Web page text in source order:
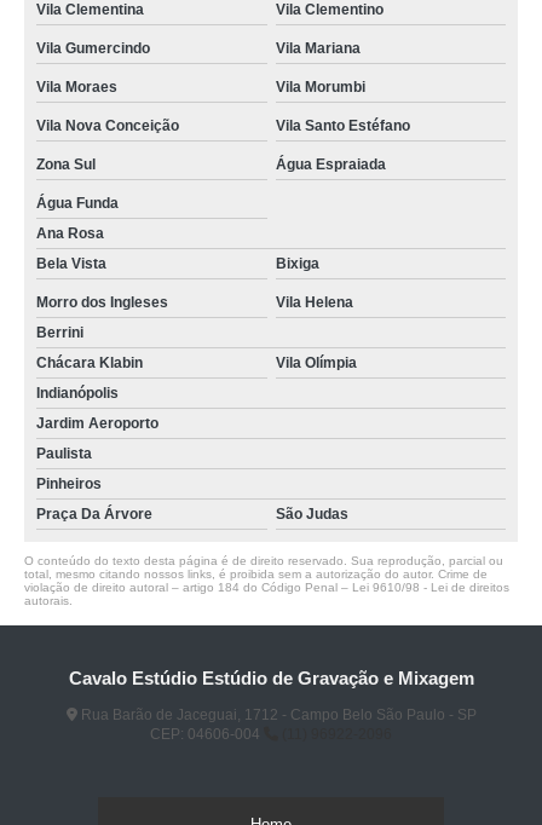
Vila Clementina Vila Clementino
Vila Gumercindo Vila Mariana
Vila Moraes Vila Morumbi
Vila Nova Conceição Vila Santo Estéfano
Zona Sul Água Espraiada
Água Funda
Ana Rosa
Bela Vista
Bixiga
Morro dos Ingleses
Vila Helena
Berrini
Chácara Klabin
Vila Olímpia
Indianópolis
Jardim Aeroporto
Paulista
Pinheiros
Praça Da Árvore
São Judas
O conteúdo do texto desta página é de direito reservado. Sua reprodução, parcial ou
total, mesmo citando nossos links, é proibida sem a autorização do autor. Crime de
violação de direito autoral – artigo 184 do Código Penal – Lei 9610/98 - Lei de direitos
autorais
Cavalo Estúdio Estúdio de Gravação e Mixagem
Rua Barão de Jaceguai, 1712 - Campo Belo São Paulo - SP
CEP: 04606-004